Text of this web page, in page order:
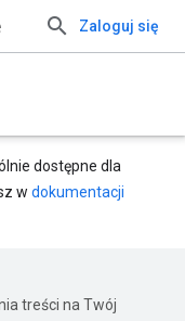
Zaloguj się
dostępne dla
w dokumentacji
treści na Twój